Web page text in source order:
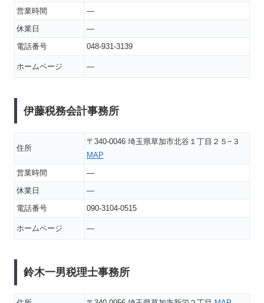
営業時間
―
休業日
―
電話番号
048-931-3139
ホームページ ―
伊藤税務会計事務所
住所
〒340-0046 埼玉県草加市北谷１丁目２５−３
MAP
営業時間
―
休業日
―
電話番号
090-3104-0515
ホームページ ―
鈴木一男税理士事務所